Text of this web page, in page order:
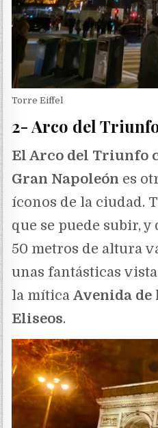
Torre Eiffel
2- Arco del
El Arco del Triunfo
Gran Napoleón es
íconos de la ciudad.
que se puede subir, y
50 metros de altura
unas fantásticas
la míticaAvenida de
Eliseos.